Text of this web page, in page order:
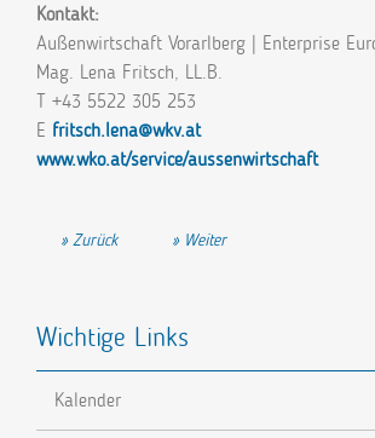
Kontakt:
Außenwirtschaft Vorarlberg | Enterprise
Mag. Lena Fritsch, LL.B.
T +43 5522 305 253
E fritsch.lena@wkv.at
www.wko.at/service/aussenwirtschaft
Vorheriger Beitrag: Innovation durch
Zurück Nächster Beitrag:
Weiter
Wichtige Links
Kalender